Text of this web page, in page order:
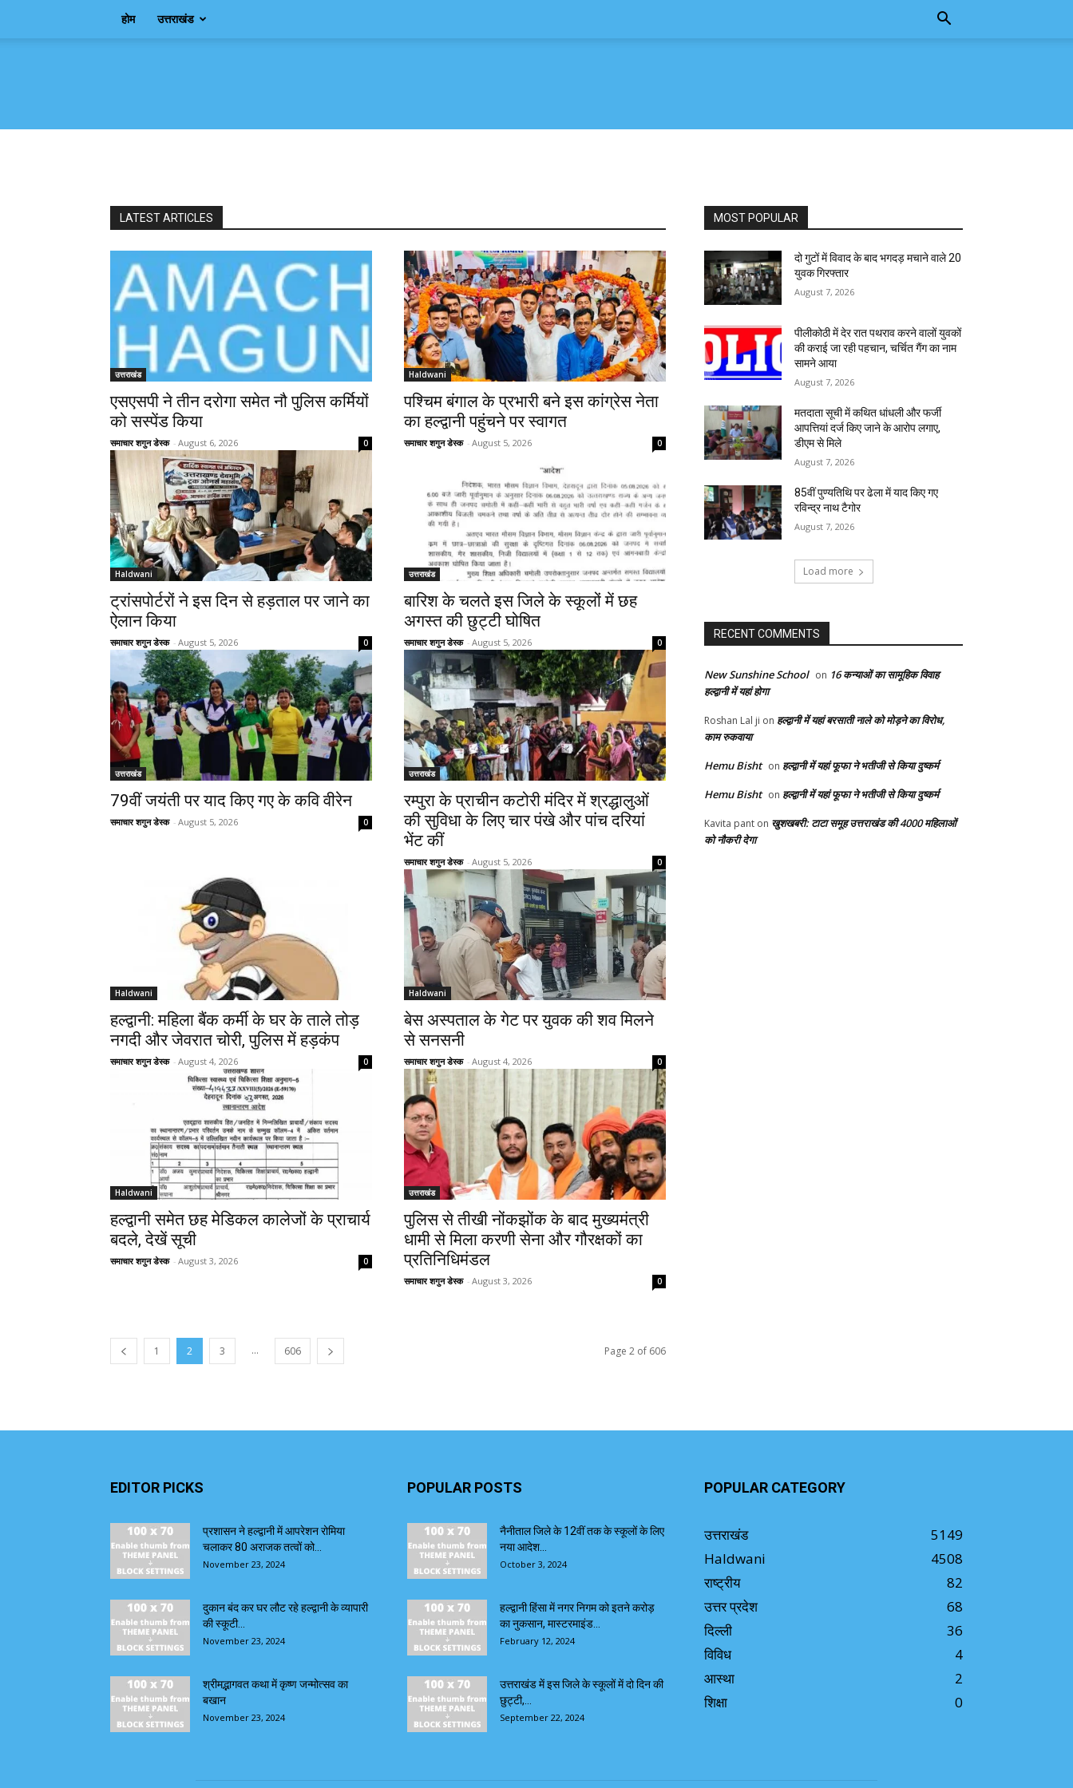
होम उत्तराखंड
LATEST ARTICLES
उत्तराखंड
एसएसपी ने तीन दरोगा समेत नौ पुलिस कर्मियों
को सस्पेंड किया
समाचार शगुन डेस्क - August 6, 2026 0
Haldwani
पश्चिम बंगाल के प्रभारी बने इस कांग्रेस नेता
का हल्द्वानी पहुंचने पर स्वागत
समाचार शगुन डेस्क - August 5, 2026 0
Haldwani
ट्रांसपोर्टरों ने इस दिन से हड़ताल पर जाने का
ऐलान किया
समाचार शगुन डेस्क - August 5, 2026 0
उत्तराखंड
बारिश के चलते इस जिले के स्कूलों में छह
अगस्त की छुट्टी घोषित
समाचार शगुन डेस्क - August 5, 2026 0
उत्तराखंड
79वीं जयंती पर याद किए गए के कवि वीरेन
समाचार शगुन डेस्क - August 5, 2026 0
उत्तराखंड
रम्पुरा के प्राचीन कटोरी मंदिर में श्रद्धालुओं
की सुविधा के लिए चार पंखे और पांच दरियां
भेंट कीं
समाचार शगुन डेस्क - August 5, 2026 0
Haldwani
हल्द्वानी: महिला बैंक कर्मी के घर के ताले तोड़
नगदी और जेवरात चोरी, पुलिस में हड़कंप
समाचार शगुन डेस्क - August 4, 2026 0
Haldwani
बेस अस्पताल के गेट पर युवक की शव मिलने
से सनसनी
समाचार शगुन डेस्क - August 4, 2026 0
Haldwani
हल्द्वानी समेत छह मेडिकल कालेजों के प्राचार्य
बदले, देखें सूची
समाचार शगुन डेस्क - August 3, 2026 0
उत्तराखंड
पुलिस से तीखी नोंकझोंक के बाद मुख्यमंत्री
धामी से मिला करणी सेना और गौरक्षकों का
प्रतिनिधिमंडल
समाचार शगुन डेस्क - August 3, 2026 0
1 2 3 ... 606 Page 2 of 606
MOST POPULAR
दो गुटों में विवाद के बाद भगदड़ मचाने वाले 20
युवक गिरफ्तार
August 7, 2026
पीलीकोठी में देर रात पथराव करने वालों युवकों
की कराई जा रही पहचान, चर्चित गैंग का नाम
सामने आया
August 7, 2026
मतदाता सूची में कथित धांधली और फर्जी
आपत्तियां दर्ज किए जाने के आरोप लगाए,
डीएम से मिले
August 7, 2026
85वीं पुण्यतिथि पर ढेला में याद किए गए
रविन्द्र नाथ टैगोर
August 7, 2026
Load more
RECENT COMMENTS
New Sunshine School on 16 कन्याओं का सामूहिक विवाह
हल्द्वानी में यहां होगा
Roshan Lal ji on हल्द्वानी में यहां बरसाती नाले को मोड़ने का विरोध,
काम रुकवाया
Hemu Bisht on हल्द्वानी में यहां फूफा ने भतीजी से किया दुष्कर्म
Hemu Bisht on हल्द्वानी में यहां फूफा ने भतीजी से किया दुष्कर्म
Kavita pant on खुशखबरी: टाटा समूह उत्तराखंड की 4000 महिलाओं
को नौकरी देगा
EDITOR PICKS
प्रशासन ने हल्द्वानी में आपरेशन रोमिया
चलाकर 80 अराजक तत्वों को...
November 23, 2024
दुकान बंद कर घर लौट रहे हल्द्वानी के व्यापारी
की स्कूटी...
November 23, 2024
श्रीमद्भागवत कथा में कृष्ण जन्मोत्सव का
बखान
November 23, 2024
POPULAR POSTS
नैनीताल जिले के 12वीं तक के स्कूलों के लिए
नया आदेश...
October 3, 2024
हल्द्वानी हिंसा में नगर निगम को इतने करोड़
का नुकसान, मास्टरमाइंड...
February 12, 2024
उत्तराखंड में इस जिले के स्कूलों में दो दिन की
छुट्टी,...
September 22, 2024
POPULAR CATEGORY
उत्तराखंड
5149
Haldwani
4508
राष्ट्रीय
82
उत्तर प्रदेश
68
दिल्ली
36
विविध
4
आस्था
2
शिक्षा
0